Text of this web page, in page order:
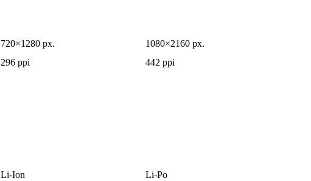
720×1280 px.
1080×2160 px.
296 ppi
442 ppi
Li-Ion
Li-Po